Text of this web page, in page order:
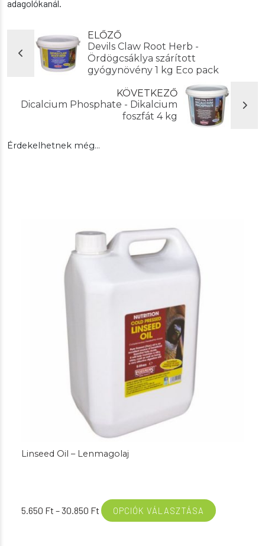
adagolókanál.
ELŐZŐ
Devils Claw Root Herb -
Ördögcsáklya szárított
gyógynövény 1 kg Eco pack
KÖVETKEZŐ
Dicalcium Phosphate - Dikalcium
foszfát 4 kg
Érdekelhetnek még…
Linseed Oil – Lenmagolaj
5.650 Ft –30.850 Ft Ártartomány:
5.650 Ft
OPCIÓK VÁLASZTÁSA